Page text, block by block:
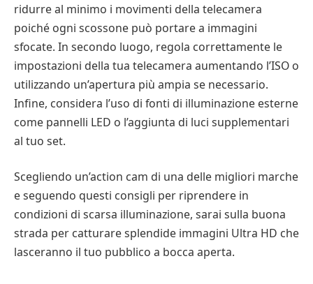
ridurre al minimo i movimenti della telecamera
poiché ogni scossone può portare a immagini
sfocate. In secondo luogo, regola correttamente le
impostazioni della tua telecamera aumentando l’ISO o
utilizzando un’apertura più ampia se necessario.
Infine, considera l’uso di fonti di illuminazione esterne
come pannelli LED o l’aggiunta di luci supplementari
al tuo set.
Scegliendo un’action cam di una delle migliori marche
e seguendo questi consigli per riprendere in
condizioni di scarsa illuminazione, sarai sulla buona
strada per catturare splendide immagini Ultra HD che
lasceranno il tuo pubblico a bocca aperta.